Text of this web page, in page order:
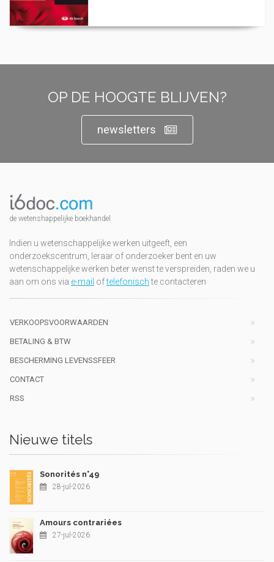
OP DE HOOGTE BLIJVEN?
newsletters
de wetenshappelijke boekhandel
Indien u wetenschappelijke werken uitgeeft, een
onderzoekscentrum, leraar of onderzoeker bent en uw
wetenschappelijke werken beter wenst te verspreiden, raden we u
aan om ons via e-mail oftelefonischte contacteren
VERKOOPSVOORWAARDEN
BETALING & BTW
BESCHERMING LEVENSSFEER
CONTACT
RSS
Nieuwe titels
Sonorités n°49
28-jul-2026
Amours contrariées
27-jul-2026